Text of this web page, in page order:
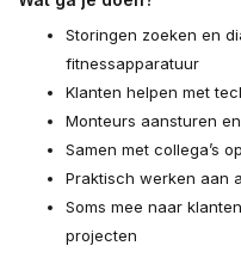
Storingen zoeken en
fitnessapparatuur
Klanten helpen met
Monteurs aansturen
Samen met collega’s
Praktisch werken aan
Soms mee naar
projecten